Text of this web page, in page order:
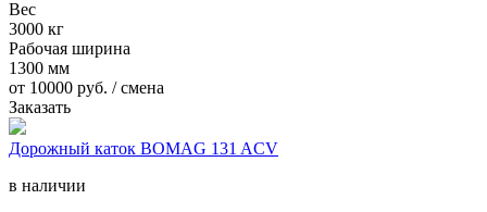
Вес
3000 кг
Рабочая ширина
1300 мм
от 10000 руб. / смена
Заказать
Дорожный каток BOMAG 131 ACV
в наличии